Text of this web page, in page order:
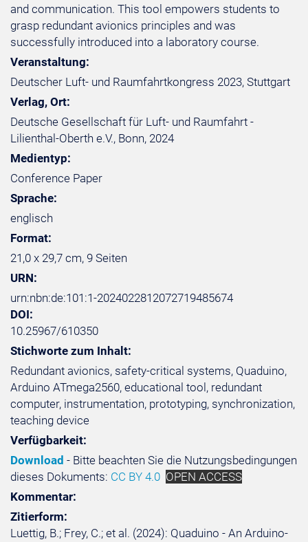
and communication. This tool empowers students to
grasp redundant avionics principles and was
successfully introduced into a laboratory course.
Veranstaltung:
Deutscher Luft- und Raumfahrtkongress 2023, Stuttgart
Verlag, Ort:
Deutsche Gesellschaft für Luft- und Raumfahrt -
Lilienthal-Oberth e.V., Bonn, 2024
Medientyp:
Conference Paper
Sprache:
englisch
Format:
21,0 x 29,7 cm, 9 Seiten
URN:
urn:nbn:de:101:1-2024022812072719485674
DOI:
10.25967/610350
Stichworte zum Inhalt:
Redundant avionics, safety-critical systems, Quaduino,
Arduino ATmega2560, educational tool, redundant
computer, instrumentation, prototyping, synchronization,
teaching device
Verfügbarkeit:
Download - Bitte beachten Sie die Nutzungsbedingungen
dieses Dokuments: CC BY 4.0 OPEN ACCESS
Kommentar:
Zitierform:
Luettig, B.; Frey, C.; et al. (2024): Quaduino - An Arduino-